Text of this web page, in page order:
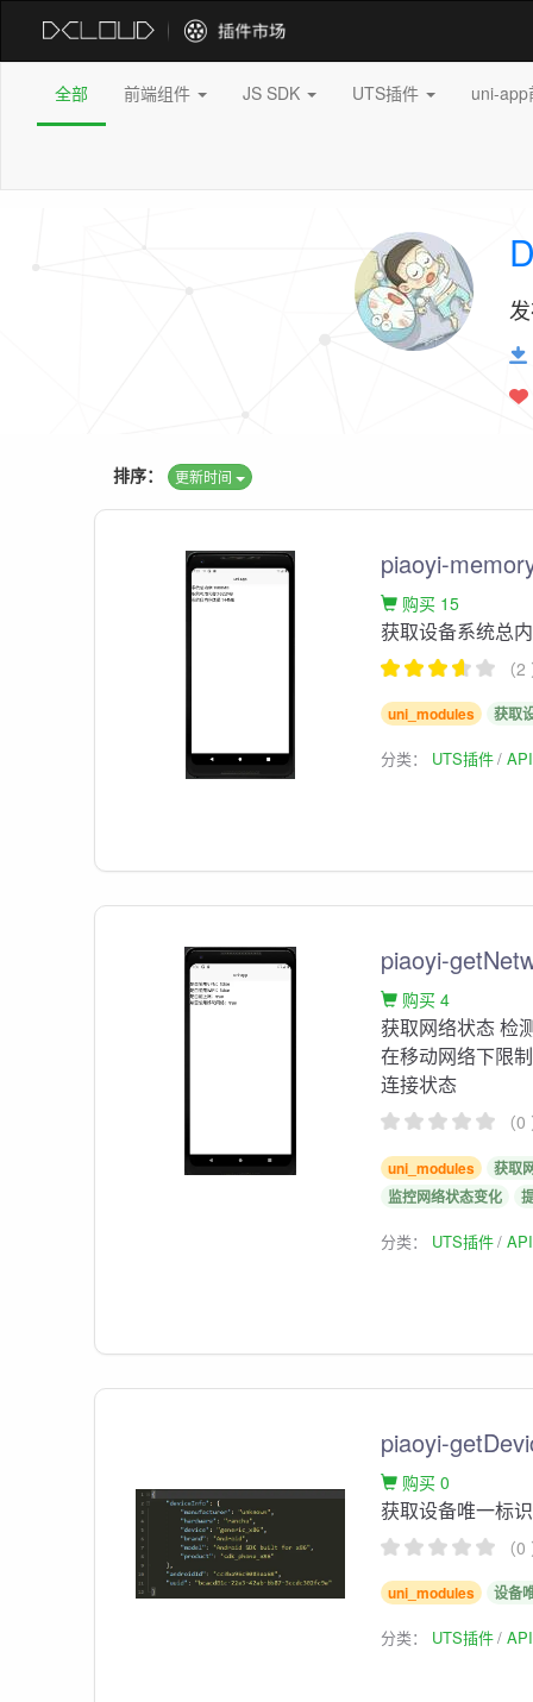
全部 前端组件 JS SDK UTS插件 uni-
排序： 更新时间
piaoyi-
购买 15
获取设备系统总
（
uni_modules 获取
分类： UTS插件
piaoyi-
购买 4
获取网络状态 检
在移动网络下限
连接状态
（
uni_modules
获取
监控网络状态变化
分类： UTS插件
piaoyi-
购买 0
获取设备唯一标
（
uni_modules 设备
分类： UTS插件